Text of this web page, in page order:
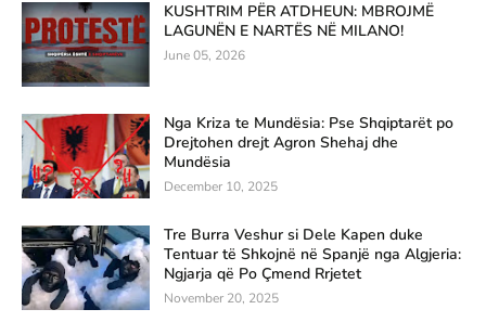
KUSHTRIM PËR ATDHEUN: MBROJMË
LAGUNËN E NARTËS NË MILANO!
June 05, 2026
Nga Kriza te Mundësia: Pse Shqiptarët po
Drejtohen drejt Agron Shehaj dhe
Mundësia
December 10, 2025
Tre Burra Veshur si Dele Kapen duke
Tentuar të Shkojnë në Spanjë nga Algjeria:
Ngjarja që Po Çmend Rrjetet
November 20, 2025